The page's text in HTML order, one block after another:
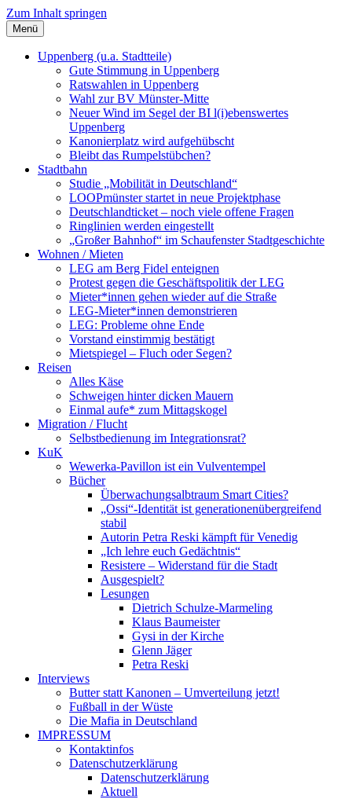
Zum Inhalt springen
Szybalski.de
Infos über und von Werner Szybalski (Münster)
Menü
Uppenberg (u.a. Stadtteile)
Gute Stimmung in Uppenberg
Ratswahlen in Uppenberg
Wahl zur BV Münster-Mitte
Neuer Wind im Segel der BI l(i)ebenswertes
Uppenberg
Kanonierplatz wird aufgehübscht
Bleibt das Rumpelstübchen?
Stadtbahn
Studie „Mobilität in Deutschland“
LOOPmünster startet in neue Projektphase
Deutschlandticket – noch viele offene Fragen
Ringlinien werden eingestellt
„Großer Bahnhof“ im Schaufenster Stadtgeschichte
Wohnen / Mieten
LEG am Berg Fidel enteignen
Protest gegen die Geschäftspolitik der LEG
Mieter*innen gehen wieder auf die Straße
LEG-Mieter*innen demonstrieren
LEG: Probleme ohne Ende
Vorstand einstimmig bestätigt
Mietspiegel – Fluch oder Segen?
Reisen
Alles Käse
Schweigen hinter dicken Mauern
Einmal aufe* zum Mittagskogel
Migration / Flucht
Selbstbedienung im Integrationsrat?
KuK
Wewerka-Pavillon ist ein Vulventempel
Bücher
Überwachungsalbtraum Smart Cities?
„Ossi“-Identität ist generationenübergreifend
stabil
Autorin Petra Reski kämpft für Venedig
„Ich lehre euch Gedächtnis“
Resistere – Widerstand für die Stadt
Ausgespielt?
Lesungen
Dietrich Schulze-Marmeling
Klaus Baumeister
Gysi in der Kirche
Glenn Jäger
Petra Reski
Interviews
Butter statt Kanonen – Umverteilung jetzt!
Fußball in der Wüste
Die Mafia in Deutschland
IMPRESSUM
Kontaktinfos
Datenschutzerklärung
Datenschutzerklärung
Aktuell